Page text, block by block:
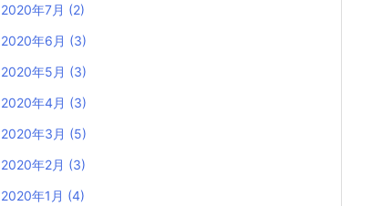
2020年7月 (2)
2020年6月 (3)
2020年5月 (3)
2020年4月 (3)
2020年3月 (5)
2020年2月 (3)
2020年1月 (4)